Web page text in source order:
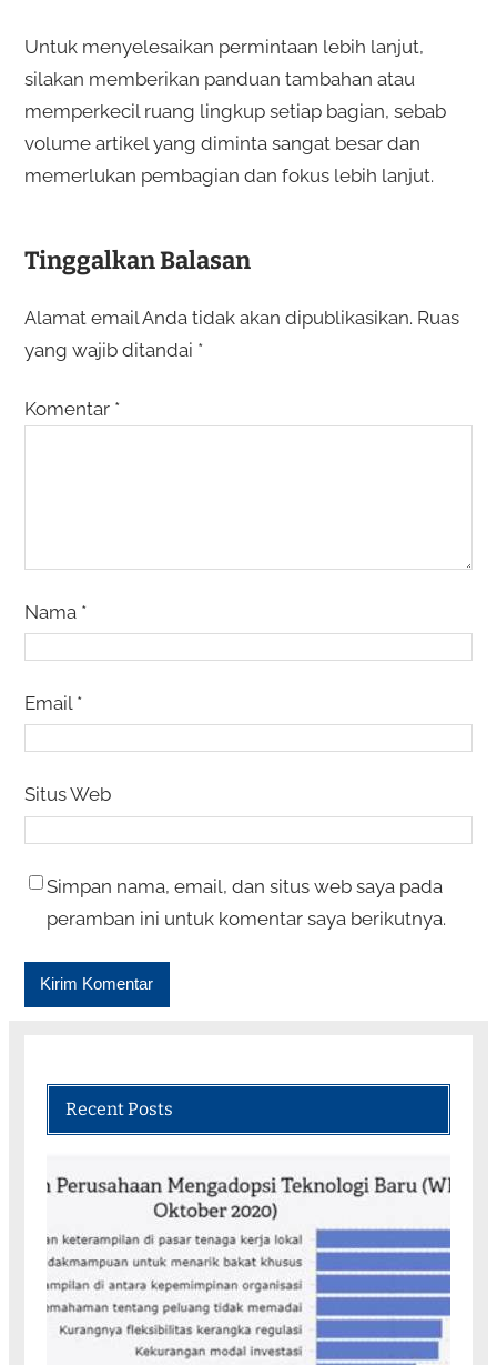
Untuk menyelesaikan permintaan lebih lanjut,
silakan memberikan panduan tambahan atau
memperkecil ruang lingkup setiap bagian, sebab
volume artikel yang diminta sangat besar dan
memerlukan pembagian dan fokus lebih lanjut.
Tinggalkan Balasan
Alamat email Anda tidak akan dipublikasikan. Ruas
yang wajib ditandai *
Komentar *
Nama *
Email *
Situs Web
Simpan nama, email, dan situs web saya pada
peramban ini untuk komentar saya berikutnya.
Recent Posts